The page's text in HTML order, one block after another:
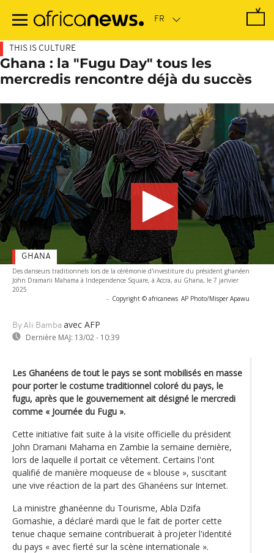
contenu
THIS IS CULTURE
Ghana : la "Fugu Day" tous les
mercredis rencontre déjà du succès
Des danseurs traditionnels lors de la cérémonie d'investiture du président ghanéen
John Dramani Mahama à Independence Square, à Accra, au Ghana, le 7 janvier
2025
- Copyright © africanews AP Photo/Misper Apawu
By Ali Bamba avec AFP
Dernière MAJ: 13/02 - 10:39
GHANA
Les Ghanéens de tout le pays se sont mobilisés en masse
pour porter le costume traditionnel coloré du pays, le
fugu, après que le gouvernement ait désigné le mercredi
comme « Journée du Fugu ».
Cette initiative fait suite à la visite officielle du président
John Dramani Mahama en Zambie la semaine dernière,
lors de laquelle il portait ce vêtement. Certains l'ont
qualifié de manière moqueuse de « blouse », suscitant
une vive réaction de la part des Ghanéens sur Internet.
La ministre ghanéenne du Tourisme, Abla Dzifa
Gomashie, a déclaré mardi que le fait de porter cette
tenue chaque semaine contribuerait à projeter l'identité
du pays « avec fierté sur la scène internationale ».